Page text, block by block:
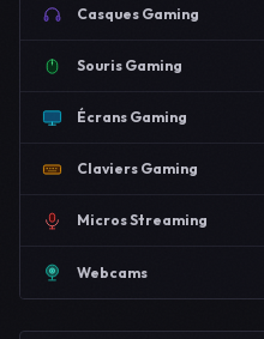
Casques Gaming
Souris Gaming
Écrans Gaming
Claviers Gaming
Micros Streaming
Webcams